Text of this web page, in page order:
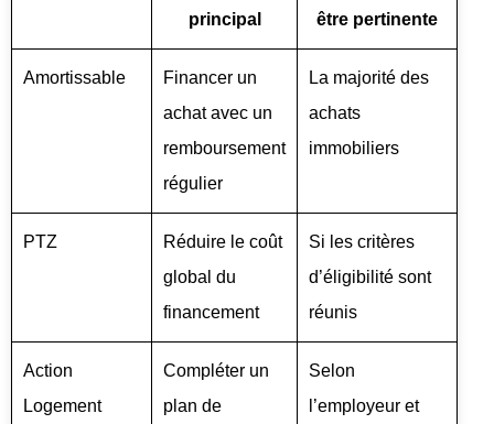
principal
être pertinente
Amortissable
Financer un
achat avec un
remboursement
régulier
La majorité des
achats
immobiliers
PTZ
Réduire le coût
global du
financement
Si les critères
d’éligibilité sont
réunis
Action
Logement
Compléter un
plan de
Selon
l’employeur et